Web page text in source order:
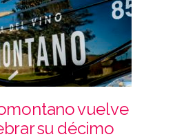
vuelve
su décimo